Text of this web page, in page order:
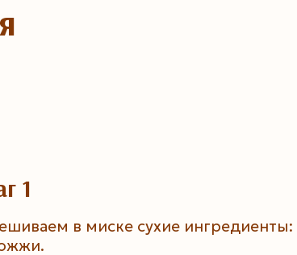
1
в миске сухие ингредиенты: